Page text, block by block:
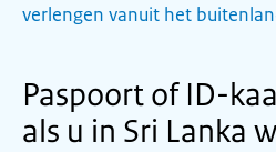
verlengen vanuit het
Paspoort of ID-
als u in Sri Lanka